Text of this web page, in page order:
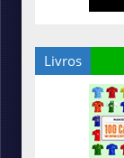
Livros